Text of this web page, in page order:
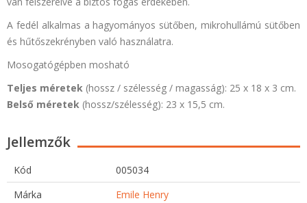
A fedél alkalmas a hagyományos sütőben, mikrohullámú sütőben
és hűtőszekrényben való használatra.
Mosogatógépben mosható
Teljes méretek (hossz / szélesség / magasság): 25 x 18 x 3 cm.
Belső méretek (hossz/szélesség): 23 x 15,5 cm.
Jellemzők
Kód
005034
Márka
Emile Henry